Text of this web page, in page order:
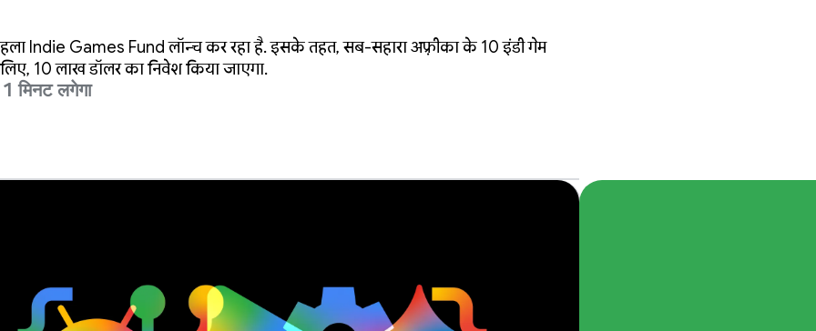
Indie Games Fund लॉन्च कर रहा है. इसके तहत, सब-सहारा अफ़्रीका के 10 इंडी गेम
10 लाख डॉलर का निवेश किया जाएगा.
मिनट लगेगा